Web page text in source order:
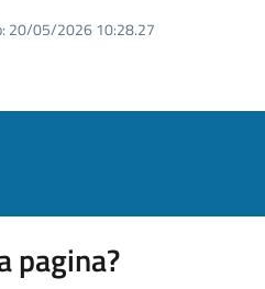
20/05/2026 10:28.27
pagina?